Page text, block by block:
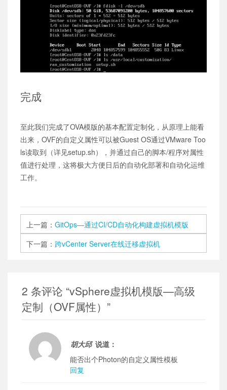
完成
至此我们完成了OVA模版的基本配置定制化，从原理上能看
出来，OVF的自定义属性可以被Guest OS通过VMware Too
ls读取到（详见setup.sh），并通过自己的脚本/程序对属性
值进行处理，这将极大方便日后的自动化部署和自动化运维
工作。
上一篇：GitOps—通过CI/CD自动化构建虚拟机模版
下一篇：跨vCenter Server在线迁移虚拟机
2 条评论 “vSphere虚拟机模版—高级
定制（OVF属性）”
胡大邱 说道：
能否出个Photon的自定义属性模板
回复